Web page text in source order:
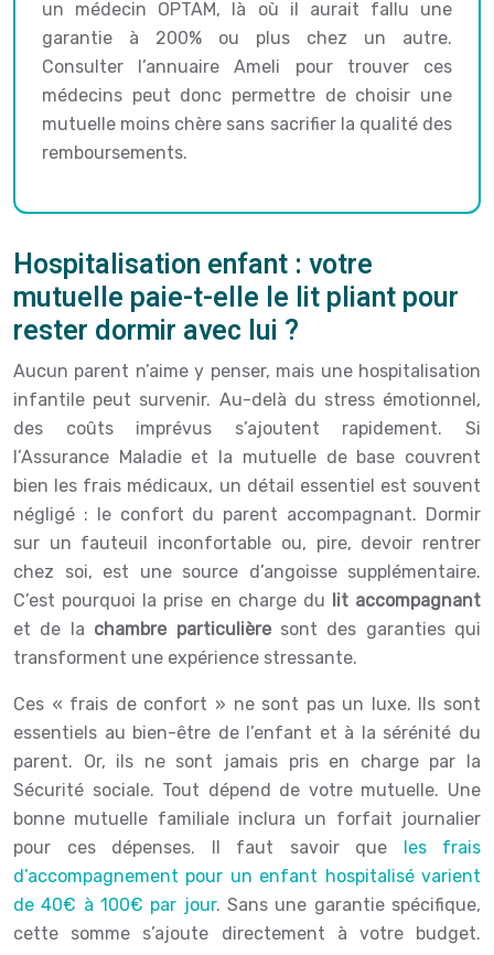
un médecin OPTAM, là où il aurait fallu une
garantie à 200% ou plus chez un autre.
Consulter l’annuaire Ameli pour trouver ces
médecins peut donc permettre de choisir une
mutuelle moins chère sans sacrifier la qualité des
remboursements.
Hospitalisation enfant : votre
mutuelle paie-t-elle le lit pliant pour
rester dormir avec lui ?
Aucun parent n’aime y penser, mais une hospitalisation
infantile peut survenir. Au-delà du stress émotionnel,
des coûts imprévus s’ajoutent rapidement. Si
l’Assurance Maladie et la mutuelle de base couvrent
bien les frais médicaux, un détail essentiel est souvent
négligé : le confort du parent accompagnant. Dormir
sur un fauteuil inconfortable ou, pire, devoir rentrer
chez soi, est une source d’angoisse supplémentaire.
C’est pourquoi la prise en charge du lit accompagnant
et de la chambre particulièresont des garanties qui
transforment une expérience stressante.
Ces « frais de confort » ne sont pas un luxe. Ils sont
essentiels au bien-être de l’enfant et à la sérénité du
parent. Or, ils ne sont jamais pris en charge par la
Sécurité sociale. Tout dépend de votre mutuelle. Une
bonne mutuelle familiale inclura un forfait journalier
pour ces dépenses. Il faut savoir que les frais
d’accompagnement pour un enfant hospitalisé varient
de 40€ à 100€ par jour. Sans une garantie spécifique,
cette somme s’ajoute directement à votre budget.